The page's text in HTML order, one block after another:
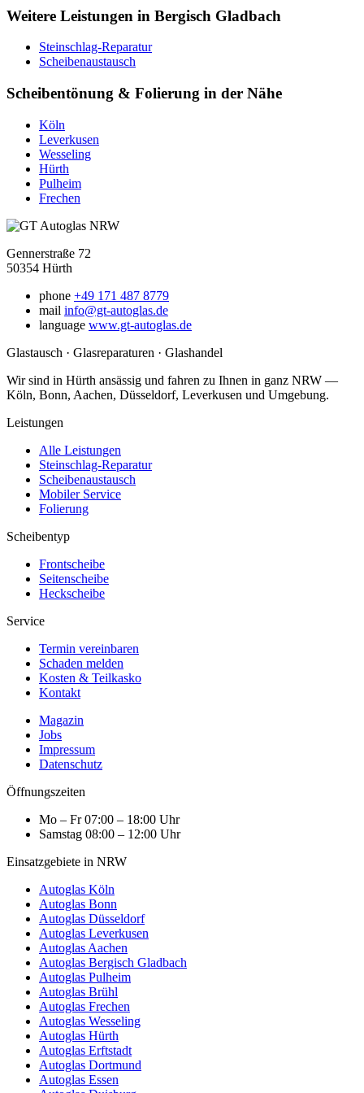
Weitere Leistungen in Bergisch Gladbach
Steinschlag-Reparatur
Scheibenaustausch
Scheibentönung & Folierung in der Nähe
Köln
Leverkusen
Wesseling
Hürth
Pulheim
Frechen
Gennerstraße 72
50354 Hürth
phone +49 171 487 8779
mail info@gt-autoglas.de
language www.gt-autoglas.de
Glastausch · Glasreparaturen · Glashandel
Wir sind in Hürth ansässig und fahren zu Ihnen in ganz NRW —
Köln, Bonn, Aachen, Düsseldorf, Leverkusen und Umgebung.
Leistungen
Alle Leistungen
Steinschlag-Reparatur
Scheibenaustausch
Mobiler Service
Folierung
Scheibentyp
Frontscheibe
Seitenscheibe
Heckscheibe
Service
Termin vereinbaren
Schaden melden
Kosten & Teilkasko
Kontakt
Magazin
Jobs
Impressum
Datenschutz
Öffnungszeiten
Mo – Fr 07:00 – 18:00 Uhr
Samstag 08:00 – 12:00 Uhr
Einsatzgebiete in NRW
Autoglas Köln
Autoglas Bonn
Autoglas Düsseldorf
Autoglas Leverkusen
Autoglas Aachen
Autoglas Bergisch Gladbach
Autoglas Pulheim
Autoglas Brühl
Autoglas Frechen
Autoglas Wesseling
Autoglas Hürth
Autoglas Erftstadt
Autoglas Dortmund
Autoglas Essen